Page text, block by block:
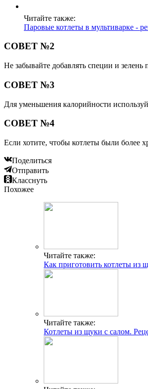
Читайте также:
Паровые котлеты в мультиварке -
СОВЕТ №2
Не забывайте добавлять специи и
СОВЕТ №3
Для уменьшения калорийности
СОВЕТ №4
Если хотите, чтобы котлеты были более
Поделиться
Отправить
Класснуть
Похожее
Читайте также:
Как приготовить котлеты из
Читайте также:
Котлеты из щуки с салом.